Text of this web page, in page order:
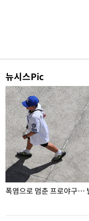
뉴시스Pic
폭염으로 멈춘 프로야구…